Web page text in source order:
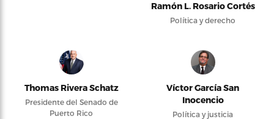
Ramón L. Rosario Cortés
Política y derecho
Thomas Rivera Schatz
Presidente del Senado de
Puerto Rico
Víctor García San
Inocencio
Política y justicia